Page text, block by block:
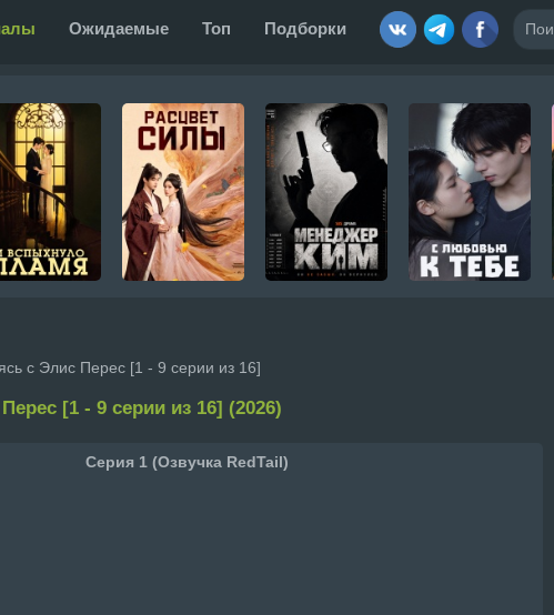
Ожидаемые Топ Подборки
с Элис Перес [1 - 9 серии из 16]
[1 - 9 серии из 16] (2026)
Серия 1 (Озвучка RedTail)